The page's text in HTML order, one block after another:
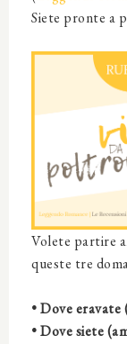
Siete pronte a
Volete partire
queste tre
• Dove
• Dove siete